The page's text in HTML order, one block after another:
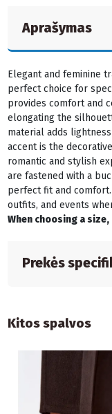
Aprašymas
Elegant and feminine
perfect choice for
provides comfort and
elongating the
material adds
accent is the
romantic and stylish
are fastened with a
perfect fit and
outfits, and events
When choosing a
Prekės
Kitos spalvos